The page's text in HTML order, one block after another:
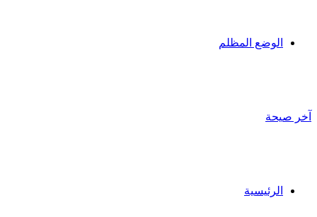
الوضع المظلم
آخر صيحة
الرئيسية